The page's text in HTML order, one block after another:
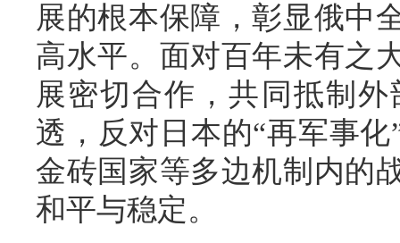
展的根本保障，彰显俄中
高水平。面对百年未有之
展密切合作，共同抵制
透，反对日本的“再军事
金砖国家等多边机制内的
和平与稳定。